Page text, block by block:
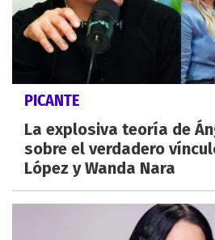
PICANTE
La explosiva teoría de
sobre el verdadero
López y Wanda Nara